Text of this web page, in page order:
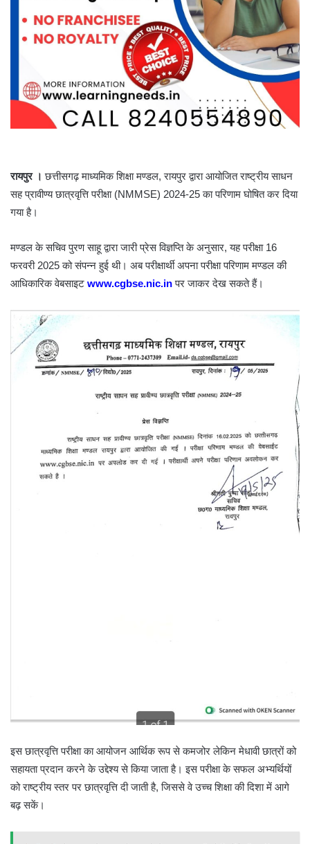
रायपुर । छत्तीसगढ़ माध्यमिक शिक्षा मण्डल, रायपुर द्वारा आयोजित राष्ट्रीय साधन
सह प्रावीण्य छात्रवृत्ति परीक्षा (NMMSE) 2024-25 का परिणाम घोषित कर दिया
गया है।
मण्डल के सचिव पुरण साहू द्वारा जारी प्रेस विज्ञप्ति के अनुसार, यह परीक्षा 16
फरवरी 2025 को संपन्न हुई थी। अब परीक्षार्थी अपना परीक्षा परिणाम मण्डल की
आधिकारिक वेबसाइट www.cgbse.nic.inपर जाकर देख सकते हैं।
इस छात्रवृत्ति परीक्षा का आयोजन आर्थिक रूप से कमजोर लेकिन मेधावी छात्रों को
सहायता प्रदान करने के उद्देश्य से किया जाता है। इस परीक्षा के सफल अभ्यर्थियों
को राष्ट्रीय स्तर पर छात्रवृत्ति दी जाती है, जिससे वे उच्च शिक्षा की दिशा में आगे
बढ़ सकें।